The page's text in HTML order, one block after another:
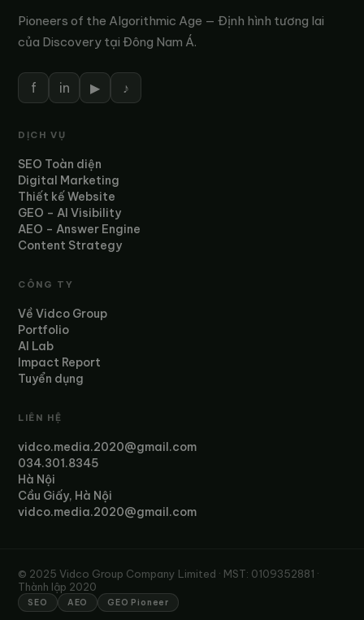
Pioneers of the Algorithmic Age — Định hình tương lai
của Discovery tại Đông Nam Á.
f in ▶ ♪
DỊCH VỤ
SEO Toàn diện
Digital Marketing
Thiết kế Website
GEO – AI Visibility
AEO – Answer Engine
Content Strategy
CÔNG TY
Về Vidco Group
Portfolio
AI Lab
Impact Report
Tuyển dụng
LIÊN HỆ
vidco.media.2020@gmail.com
034.301.8345
Hà Nội
Cầu Giấy, Hà Nội
vidco.media.2020@gmail.com
© 2025 Vidco Group Company Limited · MST: 0109352881 ·
Thành lập 2020
SEO AEO GEO Pioneer